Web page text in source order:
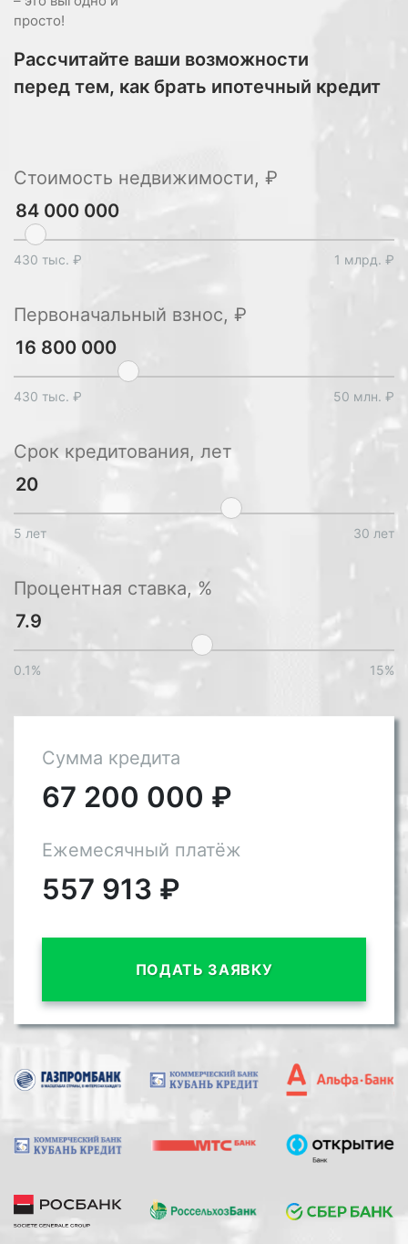
просто!
Рассчитайте ваши возможности
перед тем, как брать ипотечный кредит
Стоимость недвижимости, ₽
430 тыс. ₽ 1 млрд. ₽
Первоначальный взнос, ₽
430 тыс. ₽ 50 млн. ₽
Срок кредитования, лет
5 лет 30 лет
Процентная ставка, %
0.1% 15%
Сумма кредита
67 200 000 ₽
Ежемесячный платёж
557 913 ₽
ПОДАТЬ ЗАЯВКУ